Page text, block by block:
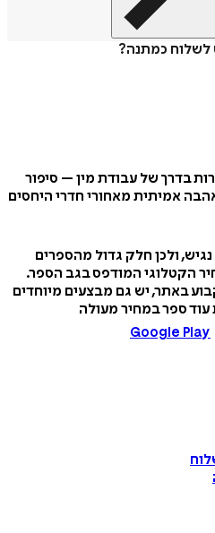
לשלוח כמתנה?
בדרך של עבודת מין – סיפור
אמיתית מאחורי חדרי היחסים
ולכן חלק גדול מהספרים
הקטלוגי המודפס בגב הספר.
באתר, יש גם מבצעים מיוחדים
עוד ספר במחיר מעולה
Google Play